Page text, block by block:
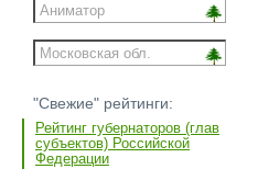
"Свежие" рейтинги:
Рейтинг губернаторов (глав
субъектов) Российской
Федерации